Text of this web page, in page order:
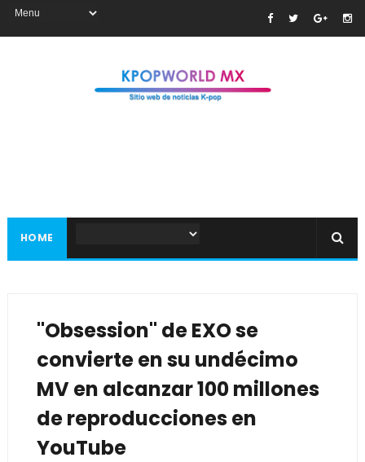
HOME
"Obsession" de EXO se
convierte en su undécimo
MV en alcanzar 100 millones
de reproducciones en
YouTube